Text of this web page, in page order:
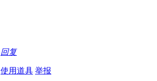
回复
使用道具 举报